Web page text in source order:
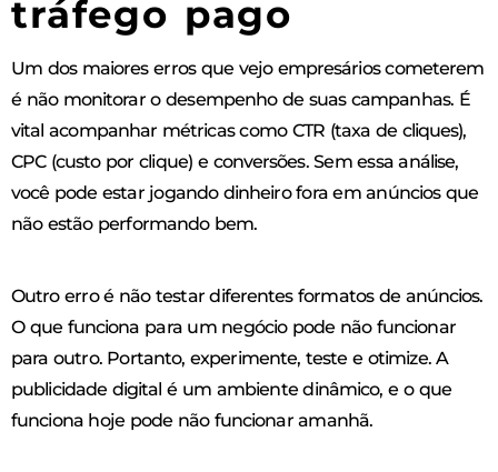
tráfego pago
Um dos maiores erros que vejo empresários cometerem
é não monitorar o desempenho de suas campanhas. É
vital acompanhar métricas como CTR (taxa de cliques),
CPC (custo por clique) e conversões. Sem essa análise,
você pode estar jogando dinheiro fora em anúncios que
não estão performando bem.
Outro erro é não testar diferentes formatos de anúncios.
O que funciona para um negócio pode não funcionar
para outro. Portanto, experimente, teste e otimize. A
publicidade digital é um ambiente dinâmico, e o que
funciona hoje pode não funcionar amanhã.